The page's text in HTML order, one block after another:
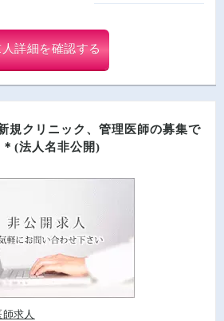
詳細を確認する
規クリニック、管理医師の募集で
(法人名非公開)
求人